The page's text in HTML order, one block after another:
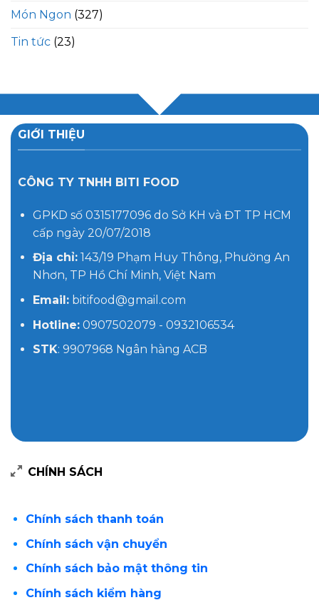
Món Ngon (327)
Tin tức (23)
GIỚI THIỆU
CÔNG TY TNHH BITI FOOD
GPKD số 0315177096 do Sở KH và ĐT TP HCM
cấp ngày 20/07/2018
Địa chỉ:143/19 Phạm Huy Thông, Phường An
Nhơn, TP Hồ Chí Minh, Việt Nam
Email:bitifood@gmail.com
Hotline:0907502079 - 0932106534
STK: 9907968 Ngân hàng ACB
CHÍNH SÁCH
Chính sách thanh toán
Chính sách vận chuyển
Chính sách bảo mật thông tin
Chính sách kiểm hàng